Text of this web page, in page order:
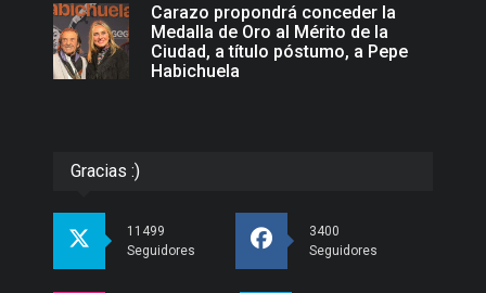
Carazo propondrá conceder la
Medalla de Oro al Mérito de la
Ciudad, a título póstumo, a Pepe
Habichuela
Gracias :)
11499
Seguidores
3400
Seguidores